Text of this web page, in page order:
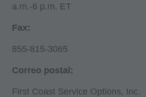
a.m.-6 p.m. ET
Fax:
855-815-3065
Correo postal:
First Coast Service Options, Inc.
Financiamiento de Cuidado de la
para asegurarse que sus
Cualquier uso no autorizado en
está prohibido, incluyendo a